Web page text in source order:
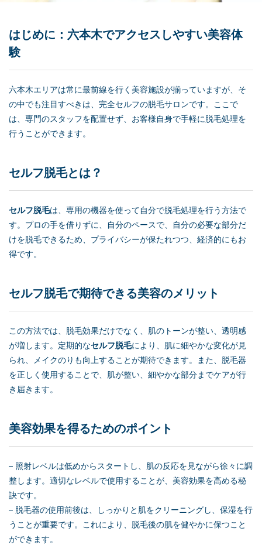
はじめに：六本木でアクセスしやすい美容体
験
六本木エリアは常に最前線を行く美容施設が揃っていますが、そ
の中でも注目すべきは、完全セルフの脱毛サロンです。ここで
は、専門のスタッフを配置せず、お客様自身で手軽に脱毛処理を
行うことができます。
セルフ脱毛とは？
セルフ脱毛は、専用の機器を使って自分で脱毛処理を行う方法で
す。プロの手を借りずに、自分のペースで、自分の必要な部分だ
けを脱毛できるため、プライバシーが保たれつつ、経済的にもお
得です。
セルフ脱毛で期待できる美容のメリット
この方法では、脱毛効果だけでなく、肌のトーンが整い、透明感
が増します。定期的なセルフ脱毛により、肌に細やかな変化が見
られ、メイクのりも向上することが期待できます。また、脱毛器
を正しく使用することで、肌が整い、細やかな部分までケアが行
き届きます。
美容効果を得るためのポイント
– 照射レベルは低めからスタートし、肌の反応を見ながら徐々に調
整します。適切なレベルで使用することが、美容効果を高める秘
訣です。
– 脱毛器の使用前後は、しっかりと肌をクリーニングし、保湿を行
うことが重要です。これにより、脱毛後の肌を健やかに保つこと
ができます。